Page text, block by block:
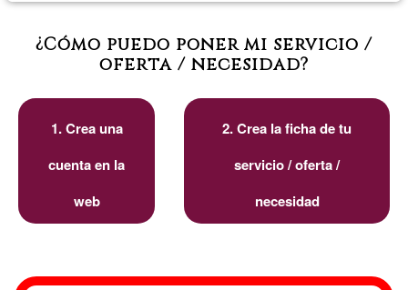
¿Cómo puedo poner mi servicio /
oferta / necesidad?
1. Crea una
cuenta en la
web
2. Crea la ficha de tu
servicio / oferta /
necesidad